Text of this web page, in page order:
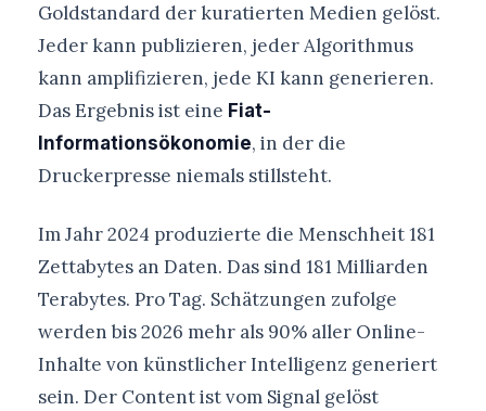
Goldstandard der kuratierten Medien gelöst.
Jeder kann publizieren, jeder Algorithmus
kann amplifizieren, jede KI kann generieren.
Das Ergebnis ist eine Fiat-
Informationsökonomie, in der die
Druckerpresse niemals stillsteht.
Im Jahr 2024 produzierte die Menschheit 181
Zettabytes an Daten. Das sind 181 Milliarden
Terabytes. Pro Tag. Schätzungen zufolge
werden bis 2026 mehr als 90% aller Online-
Inhalte von künstlicher Intelligenz generiert
sein. Der Content ist vom Signal gelöst